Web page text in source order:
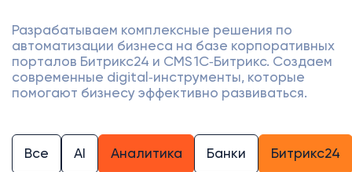
Разрабатываем комплексные решения по
автоматизации бизнеса на базе корпоративных
порталов Битрикс24 и CMS 1С‑Битрикс. Создаем
современные digital‑инструменты, которые
помогают бизнесу эффективно развиваться.
Все AI Аналитика Банки Битрикс24